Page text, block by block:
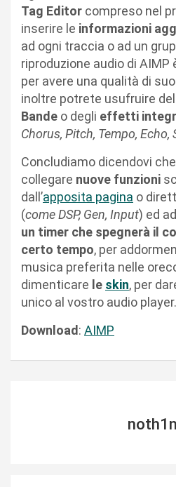
Tag Editor compreso nel
inserire le informazioni
ad ogni traccia o ad un
riproduzione audio di AIMP
per avere una qualità di
inoltre potrete usufruire
Bande o degli effetti
Chorus, Pitch, Tempo, Echo,
Concludiamo dicendovi
collegare nuove funzioni
dall’apposita pagina o
(come DSP, Gen, Input) ed
un timer che spegnerà il
certo tempo, per
musica preferita nelle
dimenticare le skin, per
unico al vostro audio player.
Download: AIMP